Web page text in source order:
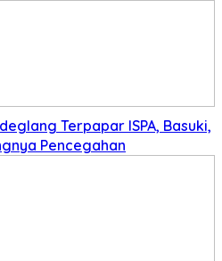
Terpapar ISPA, Basuki,
Pencegahan